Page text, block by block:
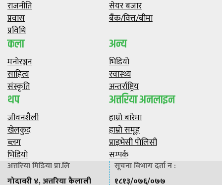
राजनीति
प्रवास
प्रविधि
सेयर बजार
बैंक/वित्त/बीमा
कला
मनाेरञ्जन
साहित्य
संस्कृति
अन्य
भिडियाे
स्वास्थ्य
अन्तर्राष्ट्रिय
थप
जीवनशैली
खेलकुद
ब्लग
भिडियाे
अत्तरिया अनलाइन
हाम्राे बारेमा
हाम्राे समूह
प्राइभेसी पाेलिसी
सम्पर्क
अत्तरिया मिडिया प्रा.लि
गोदावरी ४, अत्तरिया कैलाली
सूचना विभाग दर्ता न :
१८१३/०७६/०७७